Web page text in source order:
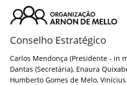
Conselho Estratégico
Carlos Mendonça (Presidente - in
Dantas (Secretária), Enaura
Humberto Gomes de Melo,